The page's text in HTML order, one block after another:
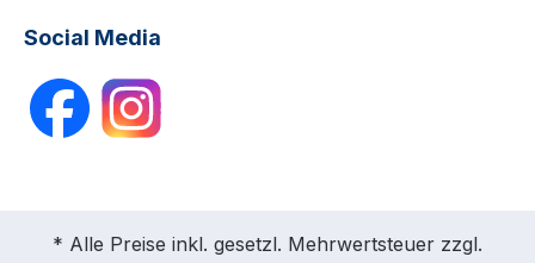
Social Media
* Alle Preise inkl. gesetzl. Mehrwertsteuer zzgl.